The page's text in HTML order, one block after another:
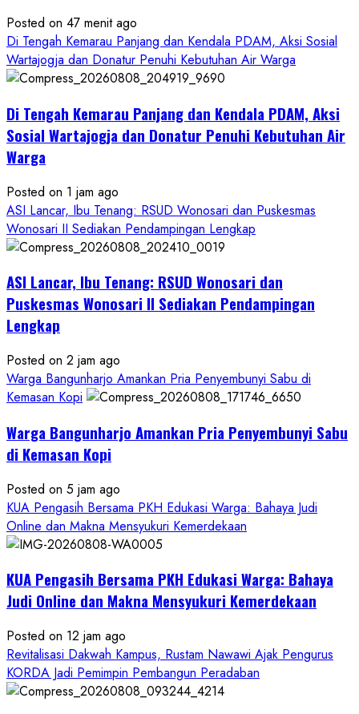
Posted on 47 menit ago
Di Tengah Kemarau Panjang dan Kendala PDAM, Aksi Sosial
Wartajogja dan Donatur Penuhi Kebutuhan Air Warga
Di Tengah Kemarau Panjang dan Kendala PDAM, Aksi
Sosial Wartajogja dan Donatur Penuhi Kebutuhan Air
Warga
Posted on 1 jam ago
ASI Lancar, Ibu Tenang: RSUD Wonosari dan Puskesmas
Wonosari II Sediakan Pendampingan Lengkap
ASI Lancar, Ibu Tenang: RSUD Wonosari dan
Puskesmas Wonosari II Sediakan Pendampingan
Lengkap
Posted on 2 jam ago
Warga Bangunharjo Amankan Pria Penyembunyi Sabu di
Kemasan Kopi
Warga Bangunharjo Amankan Pria Penyembunyi Sabu
di Kemasan Kopi
Posted on 5 jam ago
KUA Pengasih Bersama PKH Edukasi Warga: Bahaya Judi
Online dan Makna Mensyukuri Kemerdekaan
KUA Pengasih Bersama PKH Edukasi Warga: Bahaya
Judi Online dan Makna Mensyukuri Kemerdekaan
Posted on 12 jam ago
Revitalisasi Dakwah Kampus, Rustam Nawawi Ajak Pengurus
KORDA Jadi Pemimpin Pembangun Peradaban